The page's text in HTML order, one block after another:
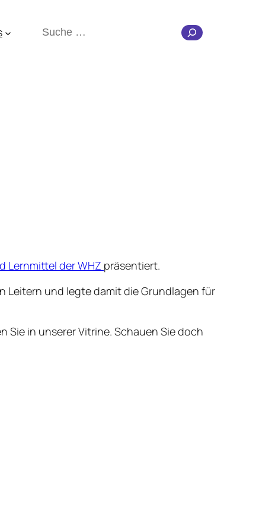
Suchen
Lernmittel der WHZ präsentiert.
Leitern und legte damit die Grundlagen für
in unserer Vitrine. Schauen Sie doch